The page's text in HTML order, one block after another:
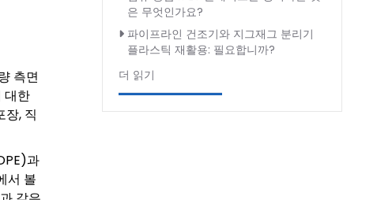
측면
대한
장, 직
과
서 볼
은 무엇인가요?
파이프라인 건조기와 지그재그 분리기
플라스틱 재활용: 필요합니까?
더 읽기